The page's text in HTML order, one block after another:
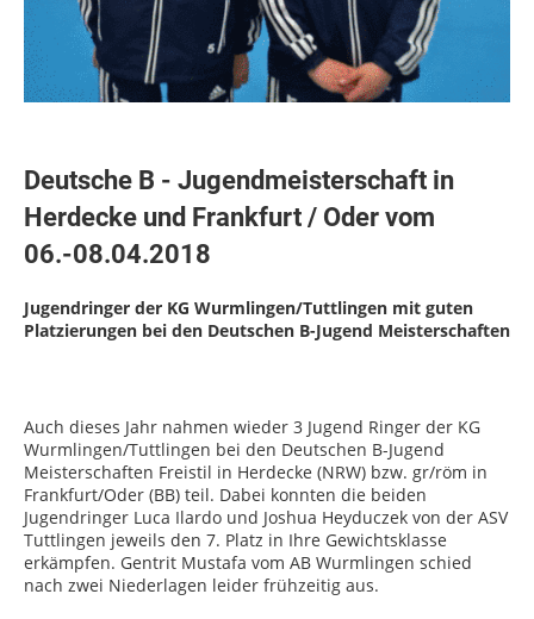
Deutsche B - Jugendmeisterschaft in
Herdecke und Frankfurt / Oder vom
06.-08.04.2018
Jugendringer der KG Wurmlingen/Tuttlingen mit guten
Platzierungen bei den Deutschen B-Jugend Meisterschaften
Auch dieses Jahr nahmen wieder 3 Jugend Ringer der KG
Wurmlingen/Tuttlingen bei den Deutschen B-Jugend
Meisterschaften Freistil in Herdecke (NRW) bzw. gr/röm in
Frankfurt/Oder (BB) teil. Dabei konnten die beiden
Jugendringer Luca Ilardo und Joshua Heyduczek von der ASV
Tuttlingen jeweils den 7. Platz in Ihre Gewichtsklasse
erkämpfen. Gentrit Mustafa vom AB Wurmlingen schied
nach zwei Niederlagen leider frühzeitig aus.